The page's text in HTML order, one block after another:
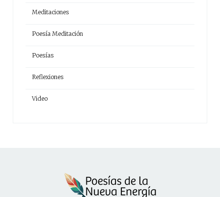
Meditaciones
Poesía Meditación
Poesías
Reflexiones
Video